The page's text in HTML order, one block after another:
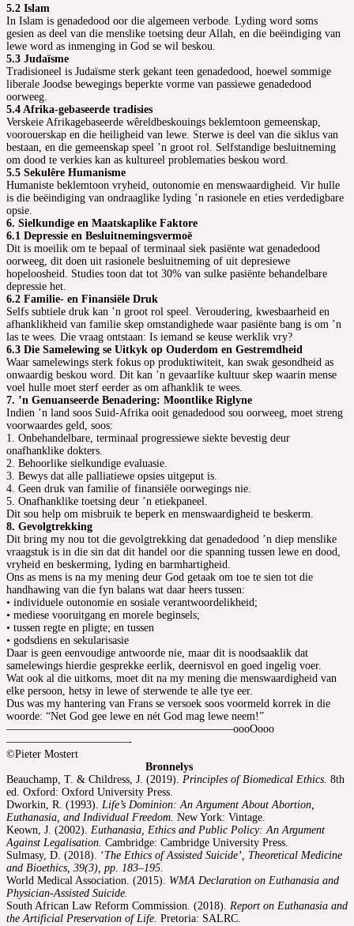
5.2 Islam
In Islam is genadedood oor die algemeen verbode. Lyding word soms
gesien as deel van die menslike toetsing deur Allah, en die beëindiging van
lewe word as inmenging in God se wil beskou.
5.3 Judaïsme
Tradisioneel is Judaïsme sterk gekant teen genadedood, hoewel sommige
liberale Joodse bewegings beperkte vorme van passiewe genadedood
oorweeg.
5.4 Afrika-gebaseerde tradisies
Verskeie Afrikagebaseerde wêreldbeskouings beklemtoon gemeenskap,
voorouerskap en die heiligheid van lewe. Sterwe is deel van die siklus van
bestaan, en die gemeenskap speel ’n groot rol. Selfstandige besluitneming
om dood te verkies kan as kultureel problematies beskou word.
5.5 Sekulêre Humanisme
Humaniste beklemtoon vryheid, outonomie en menswaardigheid. Vir hulle
is die beëindiging van ondraaglike lyding ’n rasionele en eties verdedigbare
opsie.
6. Sielkundige en Maatskaplike Faktore
6.1 Depressie en Besluitnemingsvermoë
Dit is moeilik om te bepaal of terminaal siek pasiënte wat genadedood
oorweeg, dit doen uit rasionele besluitneming of uit depresiewe
hopeloosheid. Studies toon dat tot 30% van sulke pasiënte behandelbare
depressie het.
6.2 Familie- en Finansiële Druk
Selfs subtiele druk kan ’n groot rol speel. Veroudering, kwesbaarheid en
afhanklikheid van familie skep omstandighede waar pasiënte bang is om ’n
las te wees. Die vraag ontstaan: Is iemand se keuse werklik vry?
6.3 Die Samelewing se Uitkyk op Ouderdom en Gestremdheid
Waar samelewings sterk fokus op produktiwiteit, kan swak gesondheid as
onwaardig beskou word. Dit kan ’n gevaarlike kultuur skep waarin mense
voel hulle moet sterf eerder as om afhanklik te wees.
7. ’n Genuanseerde Benadering: Moontlike Riglyne
Indien ’n land soos Suid-Afrika ooit genadedood sou oorweeg, moet streng
voorwaardes geld, soos:
1. Onbehandelbare, terminaal progressiewe siekte bevestig deur
onafhanklike dokters.
2. Behoorlike sielkundige evaluasie.
3. Bewys dat alle palliatiewe opsies uitgeput is.
4. Geen druk van familie of finansiële oorwegings nie.
5. Onafhanklike toetsing deur ’n etiekpaneel.
Dit sou help om misbruik te beperk en menswaardigheid te beskerm.
8. Gevolgtrekking
Dit bring my nou tot die gevolgtrekking dat genadedood ’n diep menslike
vraagstuk is in die sin dat dit handel oor die spanning tussen lewe en dood,
vryheid en beskerming, lyding en barmhartigheid.
Ons as mens is na my mening deur God getaak om toe te sien tot die
handhawing van die fyn balans wat daar heers tussen:
• individuele outonomie en sosiale verantwoordelikheid;
• mediese vooruitgang en morele beginsels;
• tussen regte en pligte; en tussen
• godsdiens en sekularisasie
Daar is geen eenvoudige antwoorde nie, maar dit is noodsaaklik dat
samelewings hierdie gesprekke eerlik, deernisvol en goed ingelig voer.
Wat ook al die uitkoms, moet dit na my mening die menswaardigheid van
elke persoon, hetsy in lewe of sterwende te alle tye eer.
Dus was my hantering van Frans se versoek soos voormeld korrek in die
woorde: “Net God gee lewe en nét God mag lewe neem!”
————————————————————–oooOooo
———————————-
©Pieter Mostert
Bronnelys
Beauchamp, T. & Childress, J. (2019). Principles of Biomedical Ethics. 8th
ed. Oxford: Oxford University Press.
Dworkin, R. (1993). Life’s Dominion: An Argument About Abortion,
Euthanasia, and Individual Freedom. New York: Vintage.
Keown, J. (2002). Euthanasia, Ethics and Public Policy: An Argument
Against Legalisation. Cambridge: Cambridge University Press.
Sulmasy, D. (2018). ‘The Ethics of Assisted Suicide’, Theoretical Medicine
and Bioethics, 39(3), pp. 183–195.
World Medical Association. (2015). WMA Declaration on Euthanasia and
Physician-Assisted Suicide.
South African Law Reform Commission. (2018). Report on Euthanasia and
the Artificial Preservation of Life. Pretoria: SALRC.